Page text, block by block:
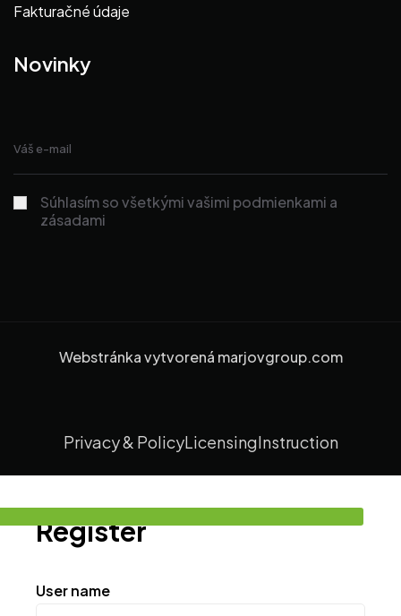
Fakturačné údaje
Novinky
Súhlasím so všetkými vašimi podmienkami a
zásadami
Webstránka vytvorená marjovgroup.com
Privacy & PolicyLicensingInstruction
Register
User name